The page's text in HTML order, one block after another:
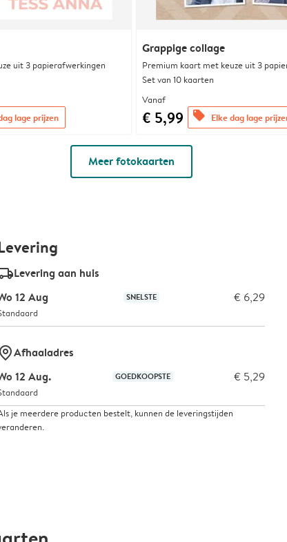
uit 3 papierafwerkingen
lage prijzen
Grappige collage
Premium kaart met keuze uit 3
Set van 10 kaarten
Vanaf
€ 5,99 offers Elke dag lage
Meer fotokaarten
Levering aan huis
12 Aug
SNELSTE € 6,29
marker-pinAfhaaladres
12 Aug.
GOEDKOOPSTE € 5,29
je meerdere producten bestelt, kunnen de leveringstijden